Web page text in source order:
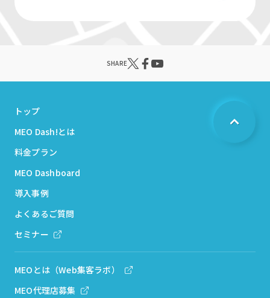
SHARE
トップ
MEO Dash!とは
料金プラン
MEO Dashboard
導入事例
よくあるご質問
セミナー
MEOとは（Web集客ラボ）
MEO代理店募集